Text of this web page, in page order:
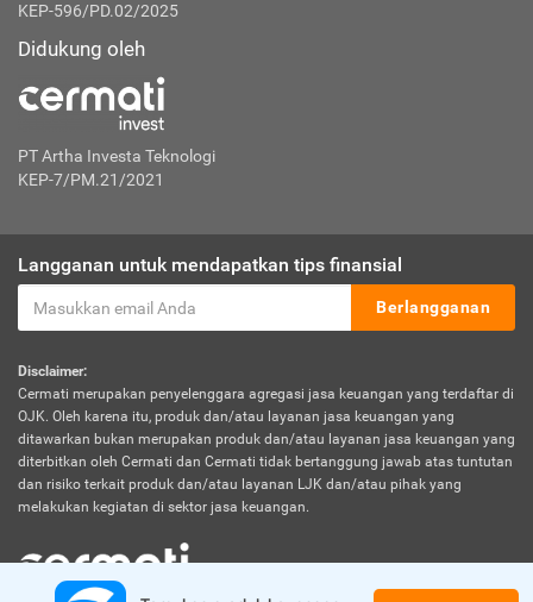
KEP-596/PD.02/2025
Didukung oleh
PT Artha Investa Teknologi
KEP-7/PM.21/2021
Langganan untuk mendapatkan tips finansial
Berlangganan
Disclaimer:
Cermati merupakan penyelenggara agregasi jasa keuangan yang terdaftar di
OJK. Oleh karena itu, produk dan/atau layanan jasa keuangan yang
ditawarkan bukan merupakan produk dan/atau layanan jasa keuangan yang
diterbitkan oleh Cermati dan Cermati tidak bertanggung jawab atas tuntutan
dan risiko terkait produk dan/atau layanan LJK dan/atau pihak yang
melakukan kegiatan di sektor jasa keuangan.